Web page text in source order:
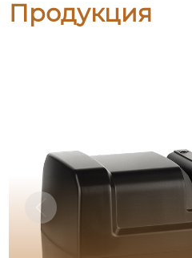
Продукция